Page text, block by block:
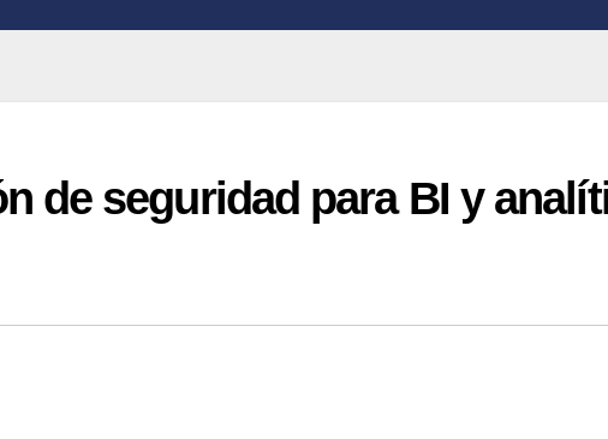
de seguridad para BI y